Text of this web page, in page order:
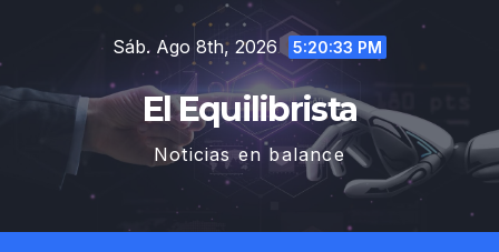
contenido
Sáb. Ago 8th, 2026 5:20:34 PM
El Equilibrista
Noticias en balance